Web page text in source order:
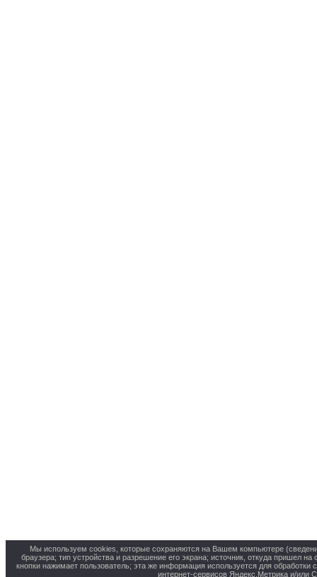
Мы используем cookies, которые сохраняются на Вашем компьютере
браузера; тип устройства и разрешение его экрана; источник, откуда пришел
кнопки нажимает пользователь; эта же информация используется для обработки
интернет-сервисов Яндекс.Метрика и/или